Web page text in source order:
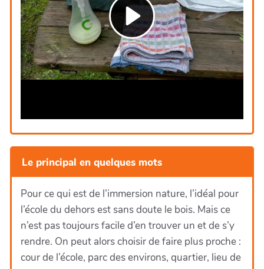
Le principal en quelques mots
Pour ce qui est de l’immersion nature, l’idéal pour
l’école du dehors est sans doute le bois. Mais ce
n’est pas toujours facile d’en trouver un et de s’y
rendre. On peut alors choisir de faire plus proche :
cour de l’école, parc des environs, quartier, lieu de